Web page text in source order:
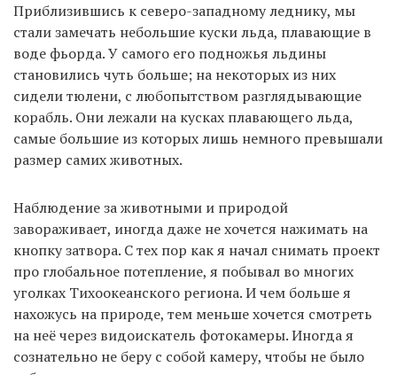
Приблизившись к северо-западному леднику, мы
стали замечать небольшие куски льда, плавающие в
воде фьорда. У самого его подножья льдины
становились чуть больше; на некоторых из них
сидели тюлени, с любопытством разглядывающие
корабль. Они лежали на кусках плавающего льда,
самые большие из которых лишь немного превышали
размер самих животных.
Наблюдение за животными и природой
завораживает, иногда даже не хочется нажимать на
кнопку затвора. С тех пор как я начал снимать проект
про глобальное потепление, я побывал во многих
уголках Тихоокеанского региона. И чем больше я
нахожусь на природе, тем меньше хочется смотреть
на неё через видоискатель фотокамеры. Иногда я
сознательно не беру с собой камеру, чтобы не было